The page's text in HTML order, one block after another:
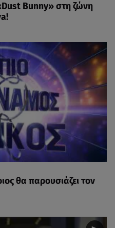
Bunny» στη ζώνη
θα παρουσιάζει τον